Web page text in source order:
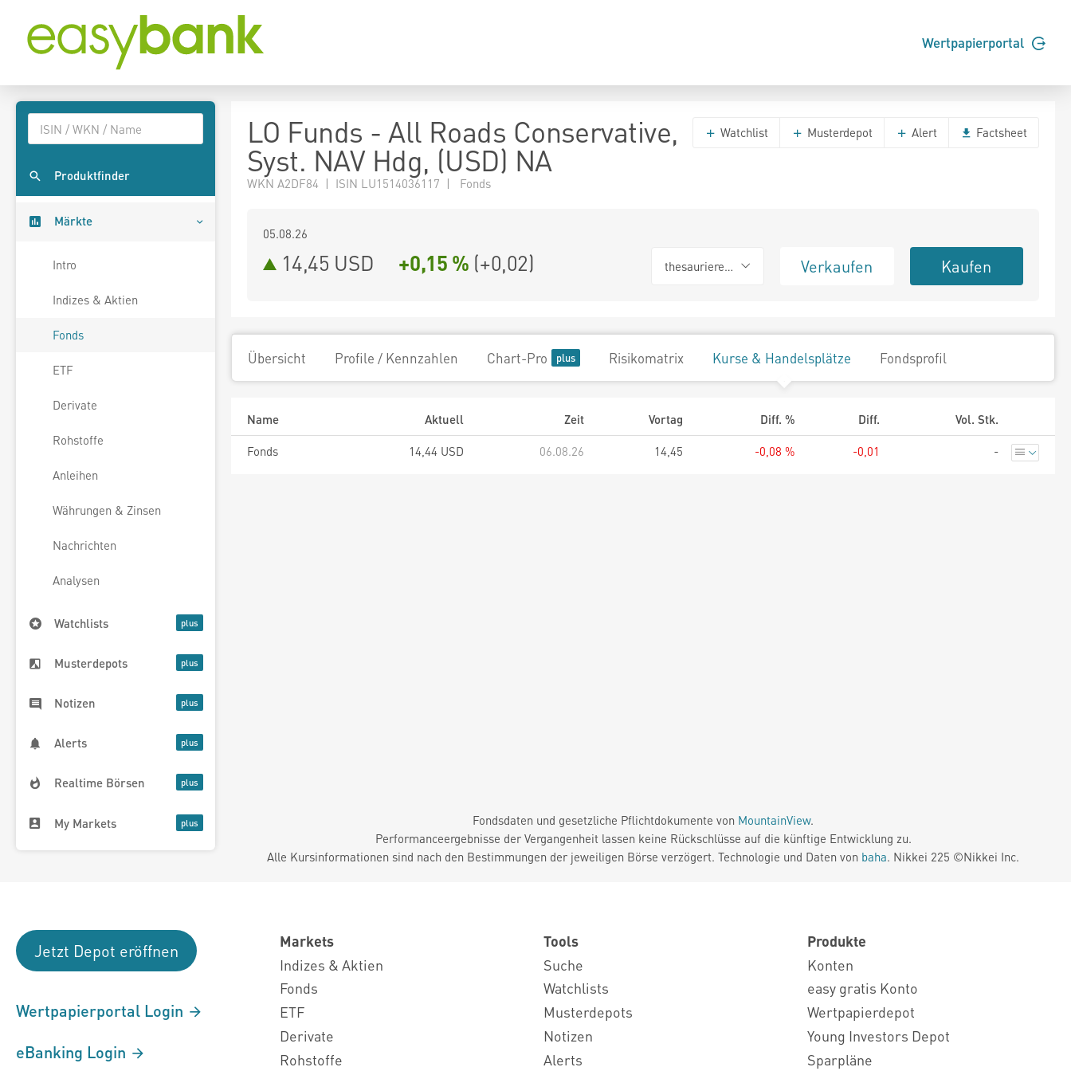
Wertpapierportal
Produktfinder
Märkte
Intro
Indizes & Aktien
Fonds
ETF
Derivate
Rohstoffe
Anleihen
Währungen & Zinsen
Nachrichten
Analysen
Watchlists
Musterdepots
Notizen
Alerts
Realtime Börsen
My Markets
LO Funds - All Roads Conservative,
Syst. NAV Hdg, (USD) NA
WKN A2DF84 | ISIN LU1514036117 | Fonds
Watchlist Musterdepot Alert Factsheet
05.08.26
14,45 USD +0,15 % (+0,02) thesaurierend Verkaufen Kaufen
Übersicht Profile / Kennzahlen Chart-Pro Risikomatrix Kurse & Handelsplätze Fondsprofil
Name Aktuell Zeit Vortag Diff. % Diff.
Vol. Stk.
Fonds
14,44 USD 06.08.26 14,45 -0,08 % -0,01 -
Fondsdaten und gesetzliche Pflichtdokumente von MountainView.
Performanceergebnisse der Vergangenheit lassen keine Rückschlüsse auf die künftige Entwicklung zu.
Alle Kursinformationen sind nach den Bestimmungen der jeweiligen Börse verzögert. Technologie und Daten von baha. Nikkei 225 ©Nikkei Inc.
Jetzt Depot eröffnen
Wertpapierportal Login
eBanking Login
Markets
Indizes & Aktien
Fonds
ETF
Derivate
Rohstoffe
Tools
Suche
Watchlists
Musterdepots
Notizen
Alerts
Produkte
Konten
easy gratis Konto
Wertpapierdepot
Young Investors Depot
Sparpläne